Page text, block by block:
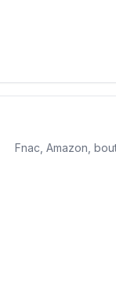
Fnac, Amazon,